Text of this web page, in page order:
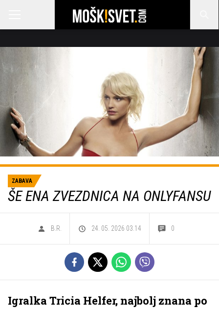
ZABAVA
ŠE ENA ZVEZDNICA NA ONLYFANSU
B.R. 24. 05. 2026 03.14 0
Igralka Tricia Helfer, najbolj znana po